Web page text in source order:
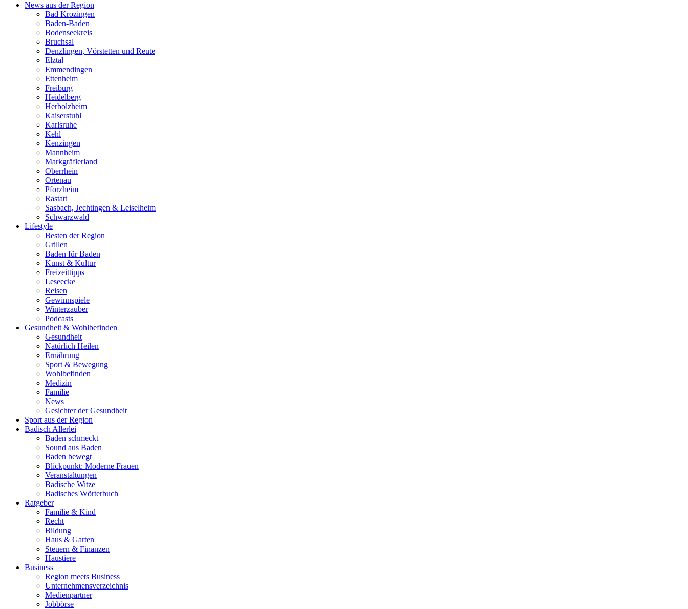
News aus der Region
Bad Krozingen
Baden-Baden
Bodenseekreis
Bruchsal
Denzlingen, Vörstetten und Reute
Elztal
Emmendingen
Ettenheim
Freiburg
Heidelberg
Herbolzheim
Kaiserstuhl
Karlsruhe
Kehl
Kenzingen
Mannheim
Markgräflerland
Oberrhein
Ortenau
Pforzheim
Rastatt
Sasbach, Jechtingen & Leiselheim
Schwarzwald
Lifestyle
Besten der Region
Grillen
Baden für Baden
Kunst & Kultur
Freizeittipps
Leseecke
Reisen
Gewinnspiele
Winterzauber
Podcasts
Gesundheit & Wohlbefinden
Gesundheit
Natürlich Heilen
Ernährung
Sport & Bewegung
Wohlbefinden
Medizin
Familie
News
Gesichter der Gesundheit
Sport aus der Region
Badisch Allerlei
Baden schmeckt
Sound aus Baden
Baden bewegt
Blickpunkt: Moderne Frauen
Veranstaltungen
Badische Witze
Badisches Wörterbuch
Ratgeber
Familie & Kind
Recht
Bildung
Haus & Garten
Steuern & Finanzen
Haustiere
Business
Region meets Business
Unternehmensverzeichnis
Medienpartner
Jobbörse